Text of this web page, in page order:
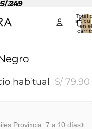
249
249
Total
en el
habitual S/ 79.90
Provincia: 7 a 10 días›